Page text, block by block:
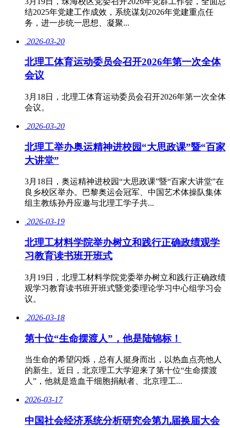
结2025年党建工作成效，系统谋划2026年党建重点任
务，进一步统一思想、凝聚...
2026-03-20
北理工体育运动委员会召开2026年第一次全体
会议
3月18日，北理工体育运动委员会召开2026年第一次全体
会议。
2026-03-20
北理工举办奥运精神进校园“大思政课”暨“百家
大讲堂”
3月18日，奥运精神进校园“大思政课”暨“百家大讲堂”在
良乡校区举办。巴黎奥运会冠军、中国艺术体操队集体
组主教练孙丹应邀与北理工学子共...
2026-03-19
北理工材料学院举办树立和践行正确政绩观学
习教育读书班开班式
3月19日，北理工材料学院党委举办树立和践行正确政绩
观学习教育读书班开班式暨党委理论学习中心组学习会
议。
2026-03-18
第十位“生命摆渡人”，他是陆锦标！
当生命的希望闪烁，总有人挺身而出，以热血点亮他人
的新生。近日，北京理工大学迎来了第十位“生命摆渡
人”，他就是造血干细胞捐献者、北京理工...
2026-03-17
中国社会经济系统分析研究会第九届换届大会